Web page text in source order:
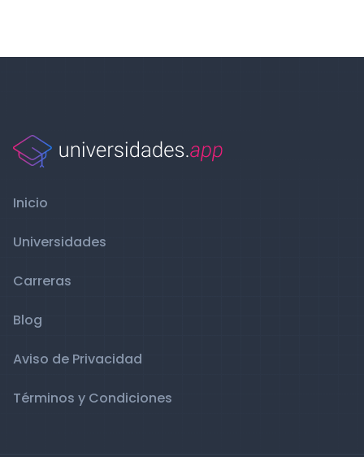
Inicio
Universidades
Carreras
Blog
Aviso de Privacidad
Términos y Condiciones